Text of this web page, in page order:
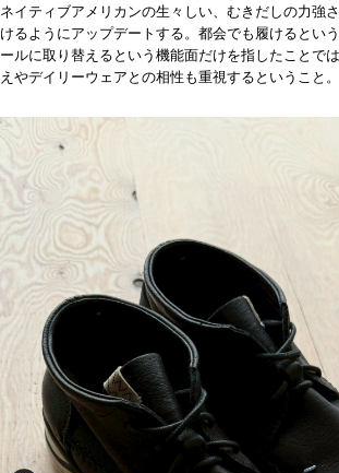
ネイティブアメリカンの生々しい、むきだしの力強
けるようにアップデートする。都会でも履けるとい
ールに取り替えるという機能面だけを指したことで
えやデイリーウェアとの相性も重視するということ。